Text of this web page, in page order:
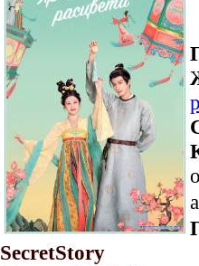
SecretStory